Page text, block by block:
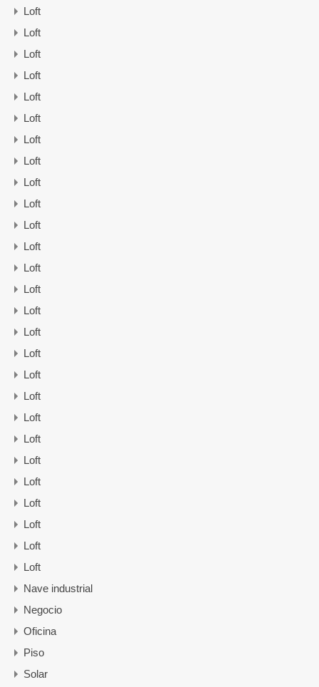
Loft
Loft
Loft
Loft
Loft
Loft
Loft
Loft
Loft
Loft
Loft
Loft
Loft
Loft
Loft
Loft
Loft
Loft
Loft
Loft
Loft
Loft
Loft
Loft
Loft
Loft
Loft
Nave industrial
Negocio
Oficina
Piso
Solar